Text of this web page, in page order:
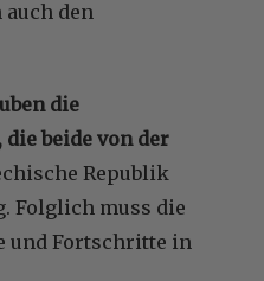
den
die
beide von der
Republik
Folglich muss die
und Fortschritte in